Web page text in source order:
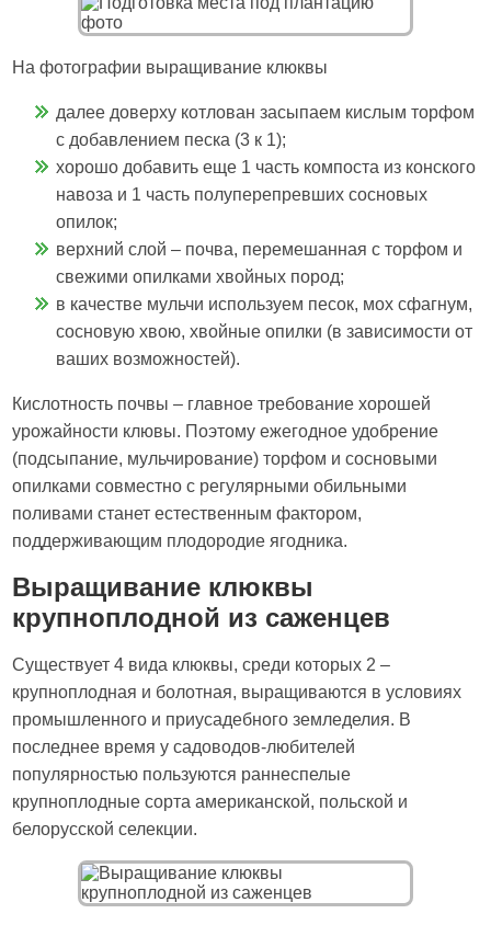
На фотографии выращивание клюквы
далее доверху котлован засыпаем кислым торфом
с добавлением песка (3 к 1);
хорошо добавить еще 1 часть компоста из конского
навоза и 1 часть полуперепревших сосновых
опилок;
верхний слой – почва, перемешанная с торфом и
свежими опилками хвойных пород;
в качестве мульчи используем песок, мох сфагнум,
сосновую хвою, хвойные опилки (в зависимости от
ваших возможностей).
Кислотность почвы – главное требование хорошей
урожайности клювы. Поэтому ежегодное удобрение
(подсыпание, мульчирование) торфом и сосновыми
опилками совместно с регулярными обильными
поливами станет естественным фактором,
поддерживающим плодородие ягодника.
Выращивание клюквы
крупноплодной из саженцев
Существует 4 вида клюквы, среди которых 2 –
крупноплодная и болотная, выращиваются в условиях
промышленного и приусадебного земледелия. В
последнее время у садоводов-любителей
популярностью пользуются раннеспелые
крупноплодные сорта американской, польской и
белорусской селекции.